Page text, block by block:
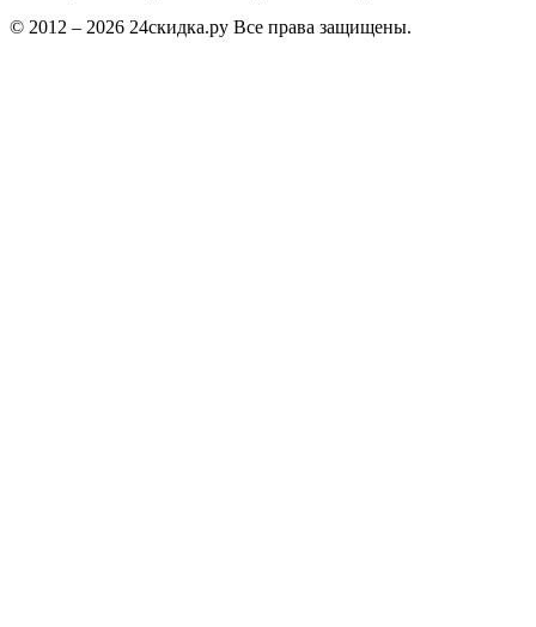
© 2012 – 2026 24скидка.ру Все права защищены.